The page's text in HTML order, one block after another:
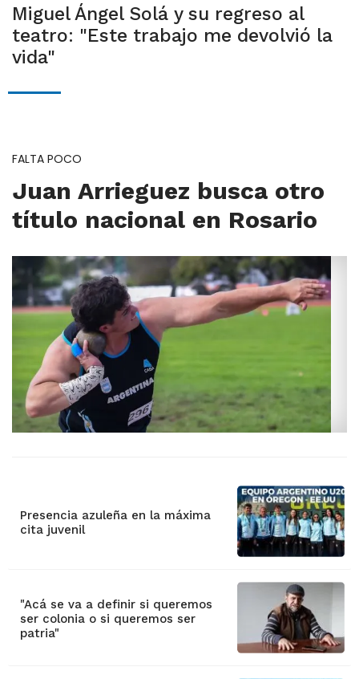
Miguel Ángel Solá y su regreso al
teatro: "Este trabajo me devolvió la
vida"
FALTA POCO
Juan Arrieguez busca otro
título nacional en Rosario
Presencia azuleña en la máxima
cita juvenil
"Acá se va a definir si queremos
ser colonia o si queremos ser
patria"